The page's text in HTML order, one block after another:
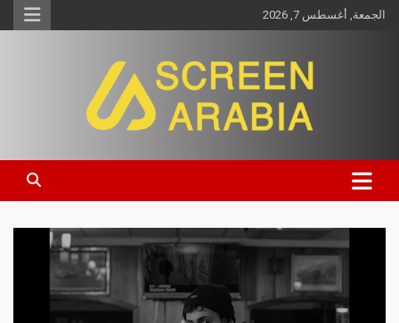
الجمعة, أغسطس 7, 2026
Screen Arabia